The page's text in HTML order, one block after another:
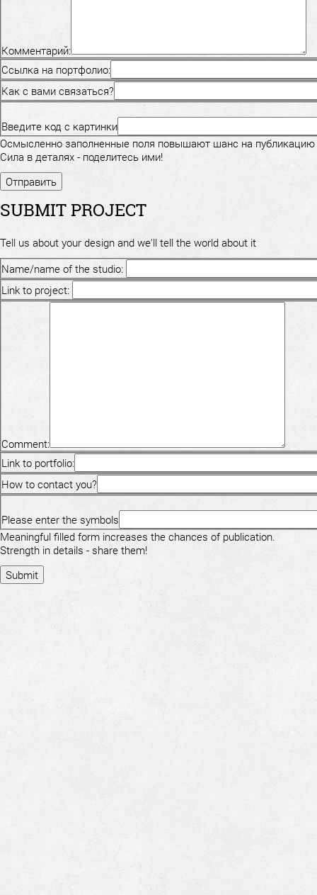
Комментарий:
Ссылка на портфолио:
Как с вами связаться?
Введите код с картинки
Осмысленно заполненные поля повышают шанс на публикацию
Сила в деталях - поделитесь ими!
SUBMIT PROJECT
Tell us about your design and we'll tell the world about it
Name/name of the studio:
Link to project:
Comment:
Link to portfolio:
How to contact you?
Please enter the symbols
Meaningful filled form increases the chances of publication.
Strength in details - share them!